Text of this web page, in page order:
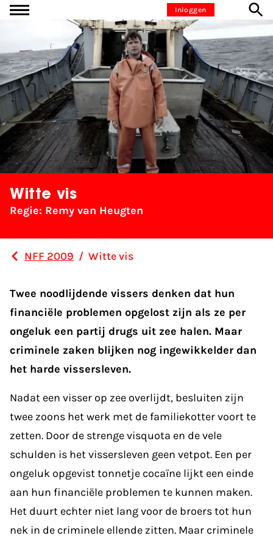
Ga naar inhoudInloggen
Witte vis
Regie: Remy van Heugten
NFF 2009 / Witte vis
Twee noodlijdende vissers denken dat hun
financiële problemen opgelost zijn als ze per
ongeluk een partij drugs uit zee halen. Maar
criminele zaken blijken nog ingewikkelder dan
het harde vissersleven.
Nadat een visser op zee overlijdt, besluiten zijn
twee zoons het werk met de familiekotter voort te
zetten. Door de strenge visquota en de vele
schulden is het vissersleven geen vetpot. Een per
ongeluk opgevist tonnetje cocaïne lijkt een einde
aan hun financiële problemen te kunnen maken.
Het duurt echter niet lang voor de broers tot hun
nek in de criminele ellende zitten. Maar criminele